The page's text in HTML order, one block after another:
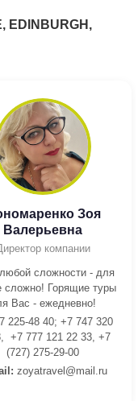
EDINBURGH,
Зоя
Валерьевна
компании
сложности - для
сложно! Горящие туры
Вас - ежедневно!
225-48 40; +7 747 320
+7 777 121 22 33, +7
(727) 275-29-00
zoyatravel@mail.ru